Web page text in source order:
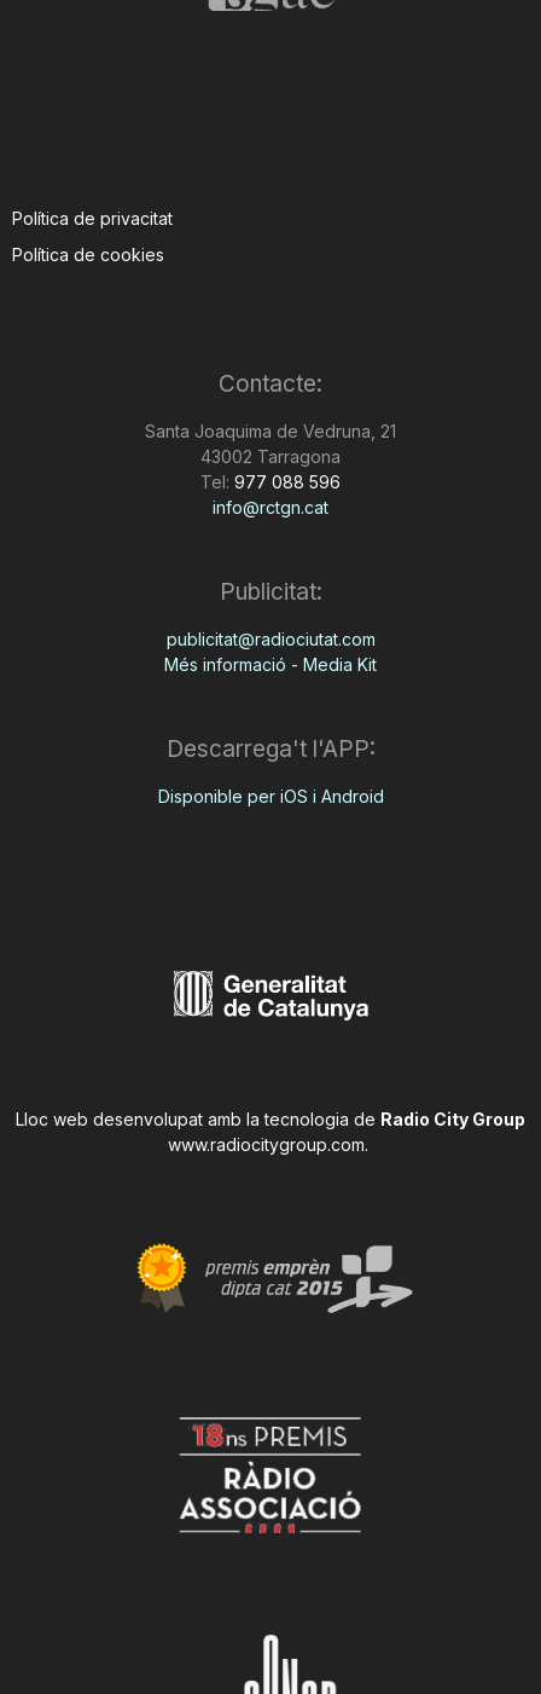
Política de privacitat
Política de cookies
Contacte:
Santa Joaquima de Vedruna, 21
43002 Tarragona
Tel: 977 088 596
info@rctgn.cat
Publicitat:
publicitat@radiociutat.com
Més informació - Media Kit
Descarrega't l'APP:
Disponible per iOS i Android
Lloc web desenvolupat amb la tecnologia de Radio City Group
www.radiocitygroup.com.